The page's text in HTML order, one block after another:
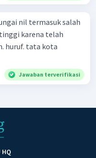
nil termasuk salah
karena telah
Jawaban terverifikasi
HQ